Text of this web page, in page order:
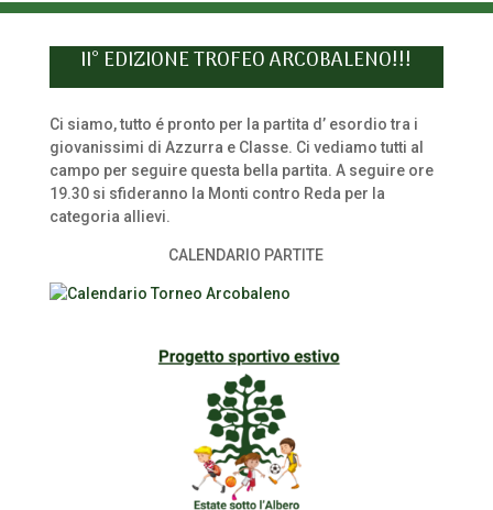
II° EDIZIONE TROFEO ARCOBALENO!!!
Ci siamo, tutto é pronto per la partita d’ esordio tra i
giovanissimi di Azzurra e Classe. Ci vediamo tutti al
campo per seguire questa bella partita. A seguire ore
19.30 si sfideranno la Monti contro Reda per la
categoria allievi.
CALENDARIO PARTITE